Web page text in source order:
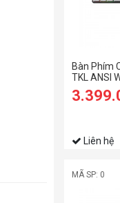
Bàn Phím
TKL ANSI
Liên hệ
MÃ SP: 0